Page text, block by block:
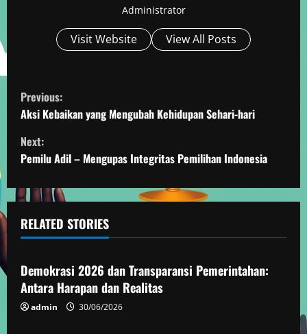
Administrator
Visit Website View All Posts
C
o
n
i
n
u
e
Previous:
Aksi Kebaikan yang Mengubah Kehidupan Sehari-hari
Next:
Pemilu Adil – Mengupas Integritas Pemilihan Indonesia
RELATED STORIES
Demokrasi
Demokrasi 2026 dan Transparansi Pemerintahan:
Antara Harapan dan Realitas
admin 30/06/2026
Demokrasi